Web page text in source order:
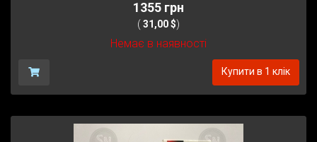
1355 грн
( 31,00 $)
Немає в наявності
Купити в 1 клік